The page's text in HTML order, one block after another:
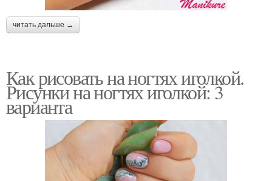
читать дальше →
Как рисовать на ногтях иголкой.
Рисунки на ногтях иголкой: 3
варианта